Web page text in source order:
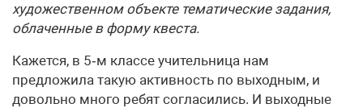
художественном объекте тематические задания,
облаченные в форму квеста.
Кажется, в 5‑м классе учительница нам
предложила такую активность по выходным, и
довольно много ребят согласились. И выходные